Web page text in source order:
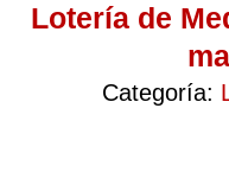
Lotería de
Categoría: